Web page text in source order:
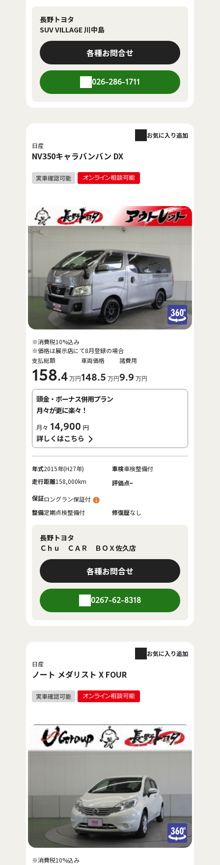
長野トヨタ
SUV VILLAGE 川中島
各種お問合せ
026-286-1711
日産
NV350キャラバンバン DX
お気に入り追加
支払総額
158.4 万円
車両価格
148.5 万円
諸費用
9.9 万円
※消費税10%込み
※価格は展示店にて8月登録の場合
頭金・ボーナス併用プラン
月々が更に楽々！
月々 14,900 円
詳しくはこちら
年式2015年(H27年) 車検車検整備付
走行距離158,000km 評価点-
保証ロングラン保証付
整備定期点検整備付 修復歴なし
長野トヨタ
Ｃｈｕ ＣＡＲ ＢＯＸ佐久店
各種お問合せ
0267-62-8318
日産
ノート メダリスト X FOUR
お気に入り追加
※消費税10%込み